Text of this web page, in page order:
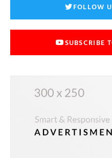
FOLLOW
SUBSCRIBE